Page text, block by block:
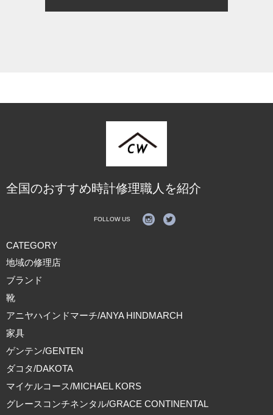
全国のおすすめ時計修理職人を紹介
FOLLOW US
CATEGORY
地域の修理店
ブランド
靴
アニヤハインドマーチ/ANYA HINDMARCH
家具
ゲンテン/GENTEN
ダコタ/DAKOTA
マイケルコース/MICHAEL KORS
グレースコンチネンタル/GRACE CONTINENTAL